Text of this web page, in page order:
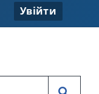
Увійти